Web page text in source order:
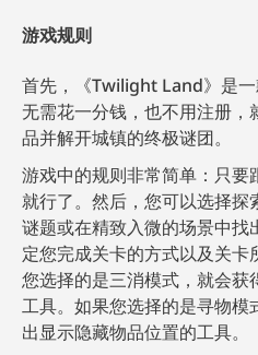
游戏规则
首先，《Twilight Land》是
无需花一分钱，也不用注册，
品并解开城镇的终极谜团。
游戏中的规则非常简单：只要
就行了。然后，您可以选择探
谜题或在精致入微的场景中
定您完成关卡的方式以及关
您选择的是三消模式，就会获
工具。如果您选择的是寻物模
出显示隐藏物品位置的工具。